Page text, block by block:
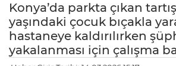
Konya’da parkta çıkan
yaşındaki çocuk bıçakla
hastaneye kaldırılırken
yakalanması için çalışma